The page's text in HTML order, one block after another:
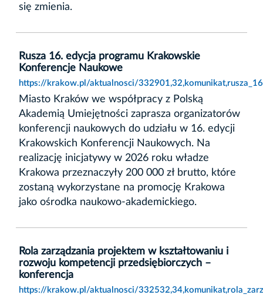
się zmienia.
Rusza 16. edycja programu Krakowskie
Konferencje Naukowe
https://krakow.pl/aktualnosci/
Miasto Kraków we współpracy z Polską
Akademią Umiejętności zaprasza organizatorów
konferencji naukowych do udziału w 16. edycji
Krakowskich Konferencji Naukowych. Na
realizację inicjatywy w 2026 roku władze
Krakowa przeznaczyły 200 000 zł brutto, które
zostaną wykorzystane na promocję Krakowa
jako ośrodka naukowo-akademickiego.
Rola zarządzania projektem w kształtowaniu i
rozwoju kompetencji przedsiębiorczych –
konferencja
https://krakow.pl/aktualnosci/